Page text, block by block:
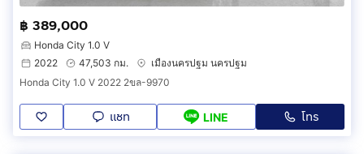
฿ 389,000
Honda City 1.0 V
2022
47,503 กม.
เมืองนครปฐม นครปฐม
Honda City 1.0 V 2022 2ขล-9970
แชท LINE โทร